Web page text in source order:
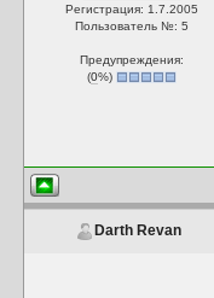
Регистрация: 1.7.2005
Пользователь №: 5
Предупреждения:
(0%)
Darth Revan